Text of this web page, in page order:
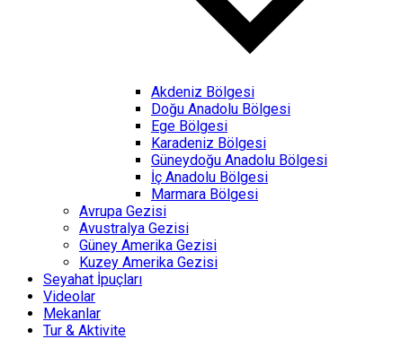
Akdeniz Bölgesi
Doğu Anadolu Bölgesi
Ege Bölgesi
Karadeniz Bölgesi
Güneydoğu Anadolu Bölgesi
İç Anadolu Bölgesi
Marmara Bölgesi
Avrupa Gezisi
Avustralya Gezisi
Güney Amerika Gezisi
Kuzey Amerika Gezisi
Seyahat İpuçları
Videolar
Mekanlar
Tur & Aktivite